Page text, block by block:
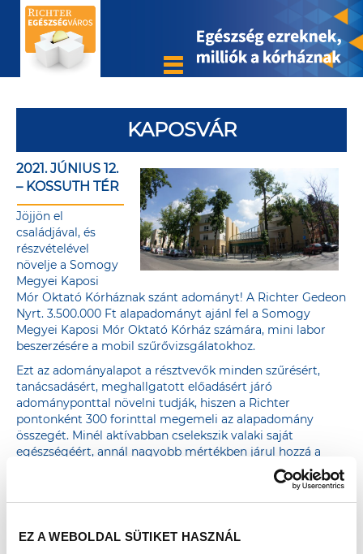
EZ A WEBOLDAL SÜTIKET HASZNÁL
KAPOSVÁR
2021. JÚNIUS 12.
– KOSSUTH TÉR
Jöjjön el
családjával, és
részvételével
növelje a Somogy
Megyei Kaposi
Mór Oktató Kórháznak szánt adományt! A Richter Gedeon
Nyrt. 3.500.000 Ft alapadományt ajánl fel a Somogy
Megyei Kaposi Mór Oktató Kórház számára, mini labor
beszerzésére a mobil szűrővizsgálatokhoz.
Ezt az adományalapot a résztvevők minden szűrésért,
tanácsadásért, meghallgatott előadásért járó
adományponttal növelni tudják, hiszen a Richter
pontonként 300 forinttal megemeli az alapadomány
összegét. Minél aktívabban cselekszik valaki saját
egészségéért, annál nagyobb mértékben járul hozzá a